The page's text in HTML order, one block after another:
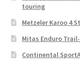
touring
Metzeler Karoo 4
Mitas Enduro
Continental